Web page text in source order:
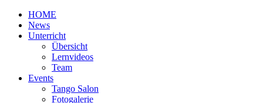
HOME
News
Unterricht
Übersicht
Lernvideos
Team
Events
Tango Salon
Fotogalerie